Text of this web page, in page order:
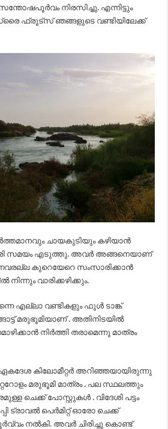
നിരസിച്ചു. എന്നിട്ടും
ഫ്രൂട്സ് ഞങ്ങളുടെ വണ്ടിയിലേക്ക്
ചായകുടിയും കഴിയാൻ
സമയം എടുത്തു. അവർ അങ്ങനെയാണ്
കുറെയേറെ സംസാരിക്കാൻ
വാരിക്കഴിക്കും.
എല്ലാ വണ്ടികളും ഫുൾ ടാങ്ക്
മരുഭൂമിയാണ് . അതിനിടയിൽ
നിർത്തി തരാമെന്നു മാത്രം
കിലോമീറ്റർ അറിഞ്ഞയായിരുന്നു
മരുഭൂമി മാത്രം . പല സ്ഥലത്തും
ചെക്ക് പോസ്റ്റുകൾ . വിദേശി പട്ടം
ട്രാവൽ പെർമിറ്റ് ഓരോ ചെക്ക്
നൽകി. അവർ ചിരിച്ചു കൊണ്ട്